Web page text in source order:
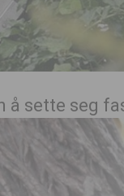
sette seg